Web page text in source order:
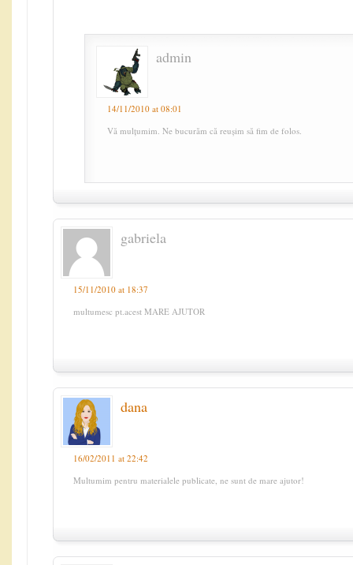
admin
14/11/2010 at 08:01
Vă mulțumim. Ne bucurăm că reușim să fim de folos.
gabriela
15/11/2010 at 18:37
multumesc pt.acest MARE AJUTOR
dana
16/02/2011 at 22:42
Multumim pentru materialele publicate, ne sunt de mare ajutor!